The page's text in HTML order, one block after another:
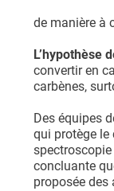
de manière à
L’hypothèse
convertir en
carbènes,
Des équipes
qui protège le
concluante
proposée des